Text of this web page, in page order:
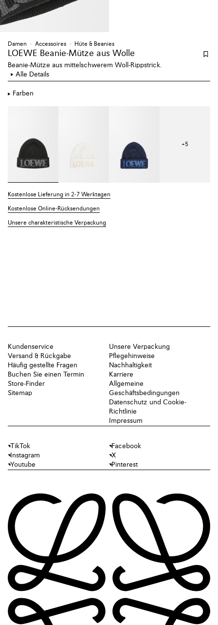
Damen Accessoires Hüte & Beanies
LOEWE Beanie-Mütze aus Wolle
Beanie-Mütze aus mittelschwerem Woll-Rippstrick.
Alle Details
Farben
+5
Kostenlose Lieferung in 2-7 Werktagen
Kostenlose Online-Rücksendungen
Unsere charakteristische Verpackung
Kundenservice
Versand & Rückgabe
Häufig gestellte Fragen
Buchen Sie einen Termin
Store-Finder
Sitemap
Unsere Verpackung
Pflegehinweise
Nachhaltigkeit
Karriere
Allgemeine
Geschäftsbedingungen
Datenschutz und Cookie-
Richtlinie
Impressum
TikTok
Facebook
Instagram
X
Youtube
Pinterest